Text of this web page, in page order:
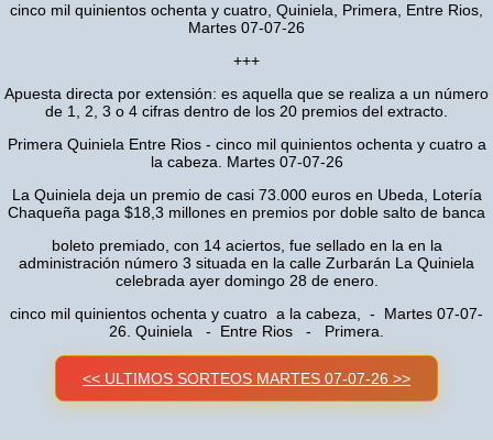
cinco mil quinientos ochenta y cuatro, Quiniela, Primera, Entre Rios,
Martes 07-07-26
+++
Apuesta directa por extensión: es aquella que se realiza a un número
de 1, 2, 3 o 4 cifras dentro de los 20 premios del extracto.
Primera Quiniela Entre Rios - cinco mil quinientos ochenta y cuatro a
la cabeza. Martes 07-07-26
La Quiniela deja un premio de casi 73.000 euros en Ubeda, Lotería
Chaqueña paga $18,3 millones en premios por doble salto de banca
boleto premiado, con 14 aciertos, fue sellado en la en la
administración número 3 situada en la calle Zurbarán La Quiniela
celebrada ayer domingo 28 de enero.
cinco mil quinientos ochenta y cuatro a la cabeza, - Martes 07-07-
26. Quiniela - Entre Rios - Primera.
<< ULTIMOS SORTEOS MARTES 07-07-26 >>